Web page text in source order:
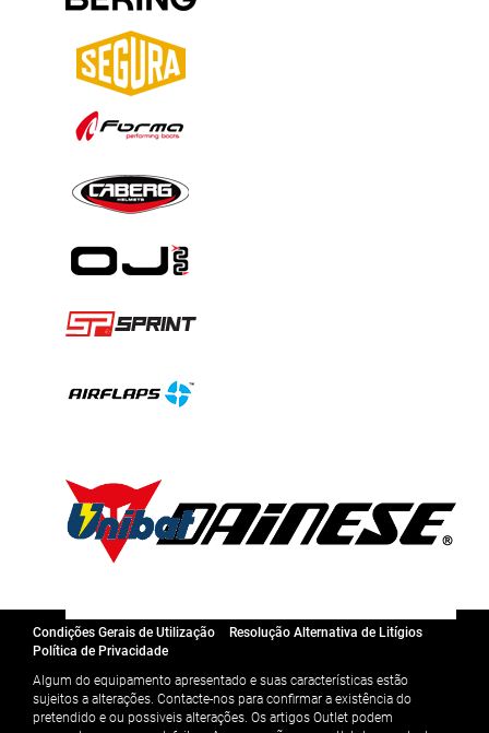
Condições Gerais de Utilização
Resolução Alternativa de Litígios
Política de Privacidade
Algum do equipamento apresentado e suas características estão
sujeitos a alterações. Contacte-nos para confirmar a existência do
pretendido e ou possiveis alterações. Os artigos Outlet podem